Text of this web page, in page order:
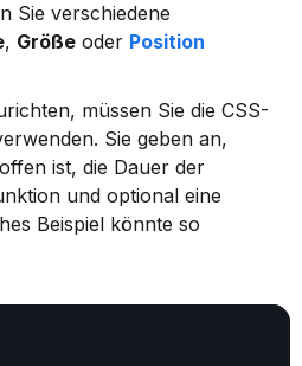
Sie verschiedene
, Größe oder Position
müssen Sie die CSS-
Sie geben an,
ist, die Dauer der
und optional eine
Beispiel könnte so